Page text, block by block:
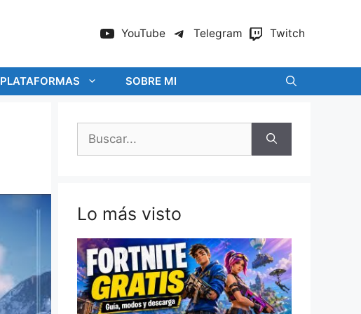
YouTube Telegram Twitch
PLATAFORMAS SOBRE MI
Buscar:
Lo más visto